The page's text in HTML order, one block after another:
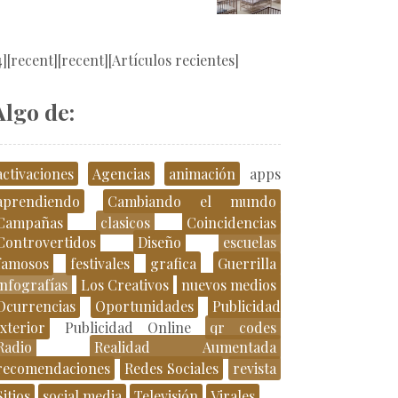
recientes]
de:
Agencias animación
apps
Cambiando el mundo
clasicos
Coincidencias
Diseño
escuelas
festivales grafica
Guerrilla
Los Creativos
nuevos medios
Oportunidades
Publicidad
Publicidad Online
qr codes
Realidad Aumentada
Redes Sociales
revista